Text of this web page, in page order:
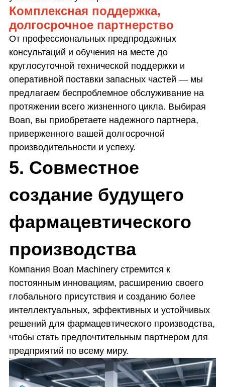
Комплексная поддержка,
долгосрочное партнерство
От профессиональных предпродажных
консультаций и обучения на месте до
круглосуточной технической поддержки и
оперативной поставки запасных частей — мы
предлагаем беспроблемное обслуживание на
протяжении всего жизненного цикла. Выбирая
Boan, вы приобретаете надежного партнера,
приверженного вашей долгосрочной
производительности и успеху.
5. Совместное
создание будущего
фармацевтического
производства
Компания Boan Machinery стремится к
постоянным инновациям, расширению своего
глобального присутствия и созданию более
интеллектуальных, эффективных и устойчивых
решений для фармацевтического производства,
чтобы стать предпочтительным партнером для
предприятий по всему миру.